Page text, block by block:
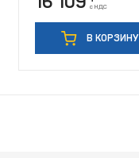
с НДС
В КОРЗИНУ